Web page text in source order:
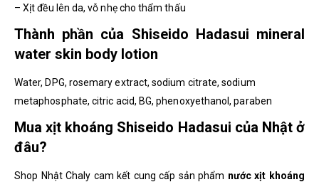
– Xịt đều lên da, vỗ nhẹ cho thẩm thấu
Thành phần của Shiseido Hadasui mineral
water skin body lotion
Water, DPG, rosemary extract, sodium citrate, sodium
metaphosphate, citric acid, BG, phenoxyethanol, paraben
Mua xịt khoáng Shiseido Hadasui của Nhật ở
đâu?
Shop Nhật Chaly cam kết cung cấp sản phẩm nước xịt khoáng